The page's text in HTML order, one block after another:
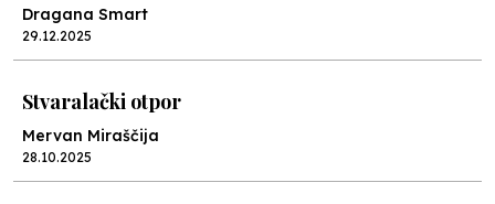
Dragana Smart
29.12.2025
Stvaralački otpor
Mervan Miraščija
28.10.2025